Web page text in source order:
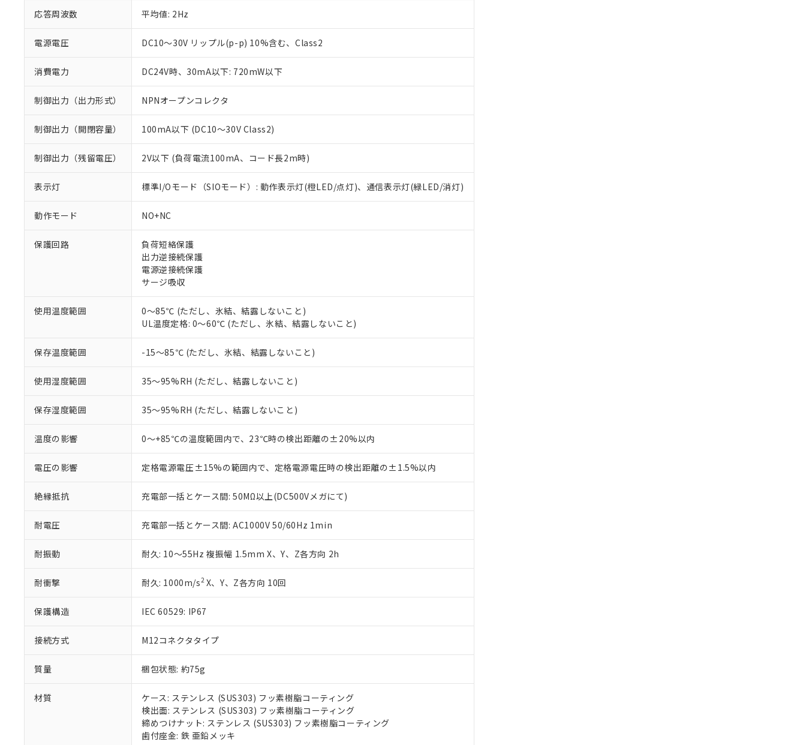
応答周波数 平均値: 2Hz
電源電圧 DC10～30V リップル(p-p) 10%含む、Class2
消費電力 DC24V時、30mA以下: 720mW以下
制御出力（出力形式） NPNオープンコレクタ
制御出力（開閉容量） 100mA以下 (DC10～30V Class2)
制御出力（残留電圧） 2V以下 (負荷電流100mA、コード長2m時)
表示灯 標準I/Oモード（SIOモード）: 動作表示灯(橙LED/点灯)、通信表示灯(緑LED/消灯)
動作モード NO+NC
保護回路
負荷短絡保護
出力逆接続保護
電源逆接続保護
サージ吸収
使用温度範囲
0～85℃ (ただし、氷結、結露しないこと)
UL温度定格: 0～60℃ (ただし、氷結、結露しないこと)
保存温度範囲 -15～85℃ (ただし、氷結、結露しないこと)
使用湿度範囲 35～95%RH (ただし、結露しないこと)
保存湿度範囲 35～95%RH (ただし、結露しないこと)
温度の影響 0～+85℃の温度範囲内で、23℃時の検出距離の±20%以内
電圧の影響 定格電源電圧±15%の範囲内で、定格電源電圧時の検出距離の±1.5%以内
絶縁抵抗 充電部一括とケース間: 50MΩ以上(DC500Vメガにて)
耐電圧 充電部一括とケース間: AC1000V 50/60Hz 1min
耐振動 耐久: 10～55Hz 複振幅 1.5mm X、Y、Z各方向 2h
耐衝撃 耐久: 1000m/s2X、Y、Z各方向 10回
保護構造 IEC 60529: IP67
接続方式 M12コネクタタイプ
質量 梱包状態: 約75g
材質
ケース: ステンレス (SUS303) フッ素樹脂コーティング
検出面: ステンレス (SUS303) フッ素樹脂コーティング
締めつけナット: ステンレス (SUS303) フッ素樹脂コーティング
歯付座金: 鉄 亜鉛メッキ
ご利用条件
以下の条件をお読みいただき、同意のうえご利用ください。
のであり、閲覧された時点での実際の在庫および標準価格とは異なる場合があることをご了承くださ
い。
正式な納期状況および標準価格はお客様のお取引先、またはお客様担当のオムロン制御機器販売店・
当社販売員にご相談ください。
オムロン制御機器販売店や当社販売拠点は「販売ネットワーク
」をご確認ください。
在庫状況および標準価格結果を当社の事前の承諾なく第三者に漏洩または開示しないようお願いしま
マイパーツ機能（部品リスト作成サービス）をご利用いただくには、I-Webメンバーズにご登録され
ている必要があります。
お客様が当ウェブサイト上で当社にご登録された部品リストについて、当社および当社の共同利用者
が、当社の製品・サービスに関するお客様との取引・商談に必要な範囲で利用することをご了承くだ
さい。
※当社の共同利用者とは、"個人情報の共同利用に関して"
いる法人を指します。
※1 対応状況
対応済み：EU RoHS指令（10物質）の非含有に対応した製品が提供可能な商品です。
対応予定なし：EU RoHS指令（10物質）の非含有に非対応の商品で、対応品を出す予定はありません。
調査・確認中：EU RoHS指令（10物質）の非含有の対応状況を調査中または確認中の商品です。
仕入先様の事情により、非含有部品としていたものが、含有品と判明した場合などやむを得ず変更すること
があります。
*EU RoHS指令（10物質）：
鉛(Pb) 1000ppm以下、 水銀(Hg) 1000ppm以下、 カドミウム(Cd) 100ppm以下、
但し、RoHS指令で産業用監視および制御機器に対する適用除外項目は除く。
フタル酸エステル類の４物質については閾値を超える意図的な使用がないことを確認しています。
※2 対応予定月
部品在庫の切り替え状況などにより、予定月が前後することがあります。
下記の非含有証明書をダウンロードすることができます。
EU RoHS指令（10物質）の非含有証明書
51物質の非含有証明書（当社基準）
混在することから備考欄に対応日を記載しておりました。
既に当社にて対応品への在庫切替を完了していることから、特段のことがない限り、2022年1月12日よ
り割愛しております。
「○」：最大均質材料含有率が中国RoHSの基準値以下であることを示します。
「×」：最大均質材料含有率が中国RoHSの基準値を超えていることを示します。
「－」：未確認です。当社販売部門へお問い合わせください。
*中国RoHS10物質の基準値 (GB/T26572)：
Pb(鉛) :1000ppm、 Hg(水銀) : 1000ppm、 Cd(カドミウム) : 100ppm、
Cr(Ⅵ)(六価クロム) : 1000ppm、 PBBs(ポリ臭化ビフェニル類) : 1000ppm、 PBDEs(ポリ臭化ジフェニルエーテル類) : 1000ppm、
DBP(フタル酸ジブチル) : 1000ppm、 DIBP(フタル酸ジイソブチル) : 1000ppm、 BBP(フタル酸ブチルベンジル) : 1000ppm、
※2 環境保護使用期限
「ｅ」：有害物質（10物質）のすべてが基準値以下であることを示します。
「10」：通常の使用状況下において有害物質が外部に漏えいし、環境に深刻な影響を及ぼさない年数を意
「－」：未確認です。当社販売部門へお問い合わせください。
ます。
当社は貴社製品を、核兵器、ミサイル、化学兵器、生物兵器またはその他武器並びにこれらの製造装
置等に一切使用いたしません。
当社は、貴社製品を第三者に販売する場合は、上記1、2および3の内容を当該第三者に通知します。
また当社は、販売先および販売に係わる関係者が違法に輸出するおそれがある場合は、取り引きをい
たしません。
合意する
号
○ 一定数以上の在庫あり
△ 一定数には満たないが在庫あり
－
在庫なし(最新の在庫状況については、お客様のお取引先、またはお客様担当のオムロン制御
機器販売店・当社販売員にご確認ください)
空
白
受注生産機種、また在庫状況の情報を公開していない機種